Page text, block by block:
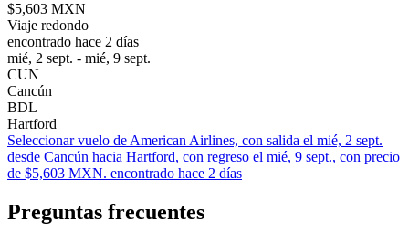
$5,603 MXN
Viaje redondo
encontrado hace 2 días
mié, 2 sept. - mié, 9 sept.
CUN
Cancún
BDL
Hartford
Seleccionar vuelo de American Airlines, con salida el mié, 2 sept.
desde Cancún hacia Hartford, con regreso el mié, 9 sept., con precio
de $5,603 MXN. encontrado hace 2 días
Preguntas frecuentes